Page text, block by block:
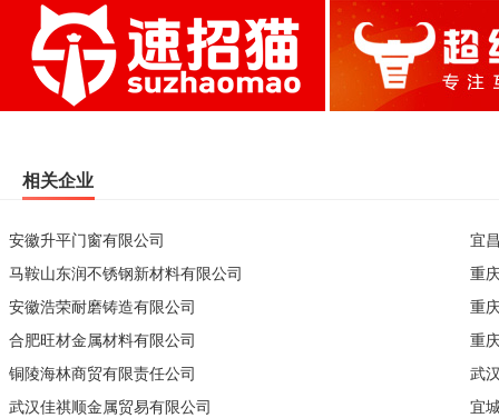
相关企业
安徽升平门窗有限公司
马鞍山东润不锈钢新材料有限公司
安徽浩荣耐磨铸造有限公司
合肥旺材金属材料有限公司
铜陵海林商贸有限责任公司
武汉佳祺顺金属贸易有限公司
宜
重
重
重
武
宜